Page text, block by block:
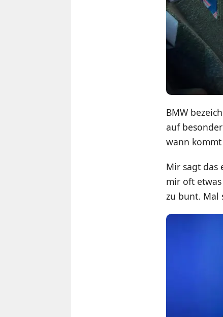
BMW
auf
wann
Mir sagt das
mir oft
zu bunt. Mal